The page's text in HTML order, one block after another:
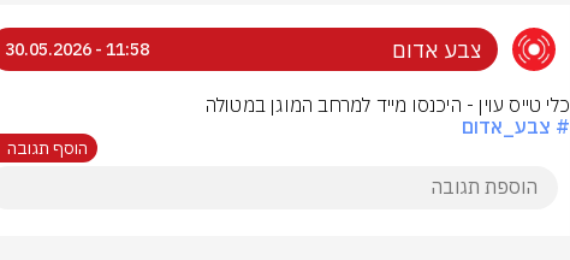
צבע אדום 11:58 - 30.05.2026
כלי טייס עוין - היכנסו מייד למרחב המוגן במטולה
# צבע_אדום
הוסף תגובה